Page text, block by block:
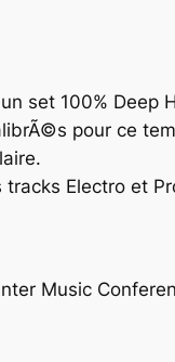
set 100% Deep
pour ce
tracks Electro et
Music